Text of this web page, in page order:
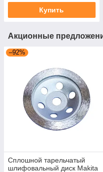
Купить
Акционные
–92%
Сплошной тарельчатый
шлифовальный диск Makita